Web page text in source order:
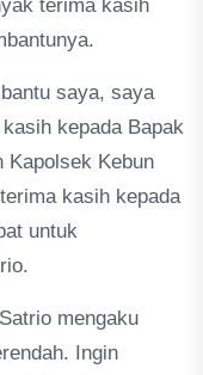
terima kasih
saya, saya
kepada Bapak
Kapolsek Kebun
kasih kepada
untuk
mengaku
Ingin